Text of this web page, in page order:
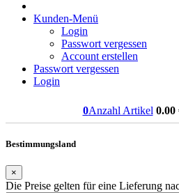
Kunden-Menü
Login
Passwort vergessen
Account erstellen
Passwort vergessen
Login
0Anzahl Artikel 0.00
Bestimmungsland
×
Die Preise gelten für eine Lieferung